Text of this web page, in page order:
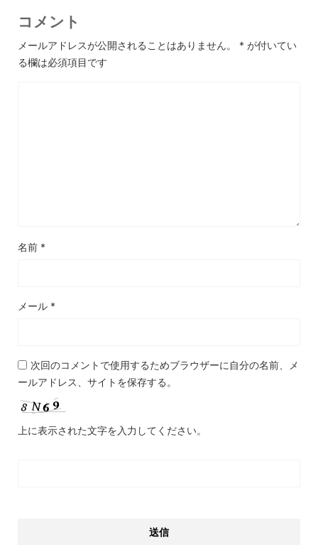
コメント
メールアドレスが公開されることはありません。 * が付いてい
る欄は必須項目です
名前 *
メール *
次回のコメントで使用するためブラウザーに自分の名前、メ
ールアドレス、サイトを保存する。
上に表示された文字を入力してください。